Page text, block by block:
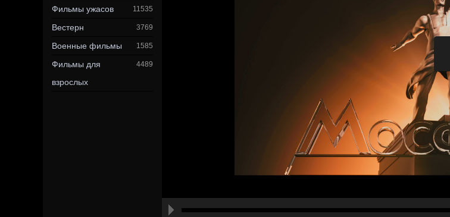
Фильмы ужасов 11535
Вестерн 3769
Военные фильмы 1585
Фильмы для
взрослых
4489